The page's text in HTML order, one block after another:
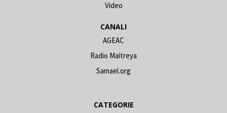
Video
CANALI
AGEAC
Radio Maitreya
Samael.org
CATEGORIE